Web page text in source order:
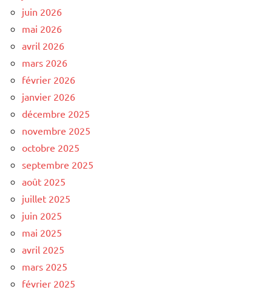
juin 2026
mai 2026
avril 2026
mars 2026
février 2026
janvier 2026
décembre 2025
novembre 2025
octobre 2025
septembre 2025
août 2025
juillet 2025
juin 2025
mai 2025
avril 2025
mars 2025
février 2025